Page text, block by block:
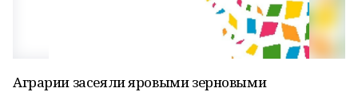
Аграрии засеяли яровыми зерновыми